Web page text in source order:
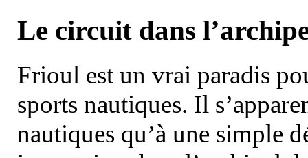
Le circuit dans
Frioul est un vrai paradis
sports nautiques. Il
nautiques qu’à une simple